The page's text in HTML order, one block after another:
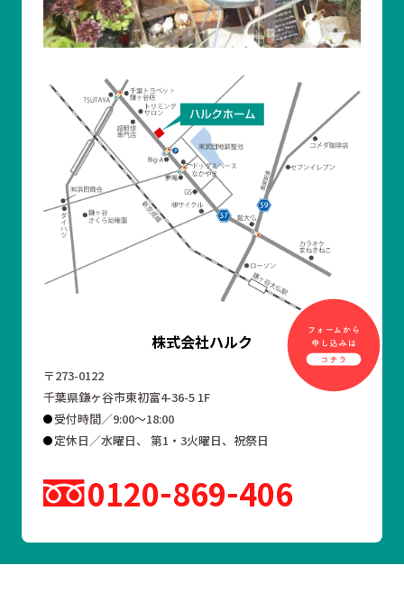
株式会社ハルク
〒273-0122
千葉県鎌ヶ谷市東初富4-36-5 1F
受付時間／9:00～18:00
定休日／水曜日、 第1・3火曜日、祝祭日
0120 869 406